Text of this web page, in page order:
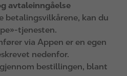
avtaleinngåelse
betalingsvilkårene, kan du
tjenesten.
via Appen er en egen
nedenfor.
bestillingen, blant